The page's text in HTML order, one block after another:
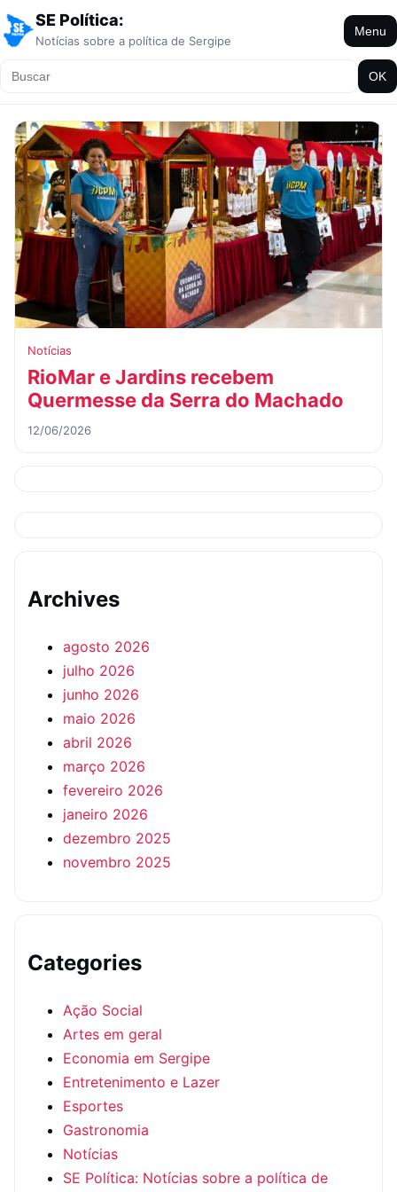
SE Política:
Notícias sobre a política de Sergipe
Menu
OK
Notícias
RioMar e Jardins recebem
Quermesse da Serra do Machado
12/06/2026
Archives
agosto 2026
julho 2026
junho 2026
maio 2026
abril 2026
março 2026
fevereiro 2026
janeiro 2026
dezembro 2025
novembro 2025
Categories
Ação Social
Artes em geral
Economia em Sergipe
Entretenimento e Lazer
Esportes
Gastronomia
Notícias
SE Política: Notícias sobre a política de